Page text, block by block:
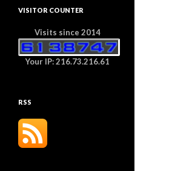
VISITOR COUNTER
Visits since 2014
Your IP: 216.73.216.61
RSS